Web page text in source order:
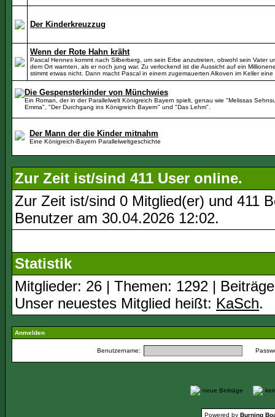
Der Kinderkreuzzug
Wenn der Rote Hahn kräht
Pascal Hennes kommt nach Silberberg, um sein Erbe anzutreten, obwohl sein Vater
dem Ort warnten, als er noch jung war. Zu verlockend ist die Aussicht auf ein
stimmt etwas nicht. Dann macht Pascal in einem zugemauerten Alkoven im Keller
Die Gespensterkinder von Münchwies
Ein Roman, der in der Parallelwelt Königreich Bayern spielt, genau wie "Melissas
Emma", "Der Durchgang ins Königreich Bayern" und "Das Lehm".
Der Mann der die Kinder mitnahm
Eine Königreich-Bayern Parallelweltgeschichte
Zur Zeit ist/sind 411 User online.
Zur Zeit ist/sind 0 Mitglied(er) und 411
Benutzer am 30.04.2026 12:02.
Statistik
Mitglieder: 26 | Themen: 1292 |
Unser neuestes Mitglied heißt: KaSch.
Anmelden
Benutzername:
neue Beiträge
Powered by Burning